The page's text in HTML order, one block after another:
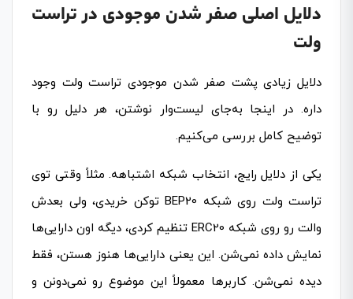
دلایل اصلی صفر شدن موجودی در تراست
ولت
دلایل زیادی پشت صفر شدن موجودی تراست ولت وجود
داره. در اینجا به‌جای لیست‌وار نوشتن، هر دلیل رو با
توضیح کامل بررسی می‌کنیم.
یکی از دلایل رایج، انتخاب شبکه اشتباهه. مثلاً وقتی توی
تراست ولت روی شبکه BEP20 توکن خریدی، ولی بعدش
والت رو روی شبکه ERC20 تنظیم کردی، دیگه اون دارایی‌ها
نمایش داده نمی‌شن. این یعنی دارایی‌ها هنوز هستن، فقط
دیده نمی‌شن. کاربرها معمولاً این موضوع رو نمی‌دونن و